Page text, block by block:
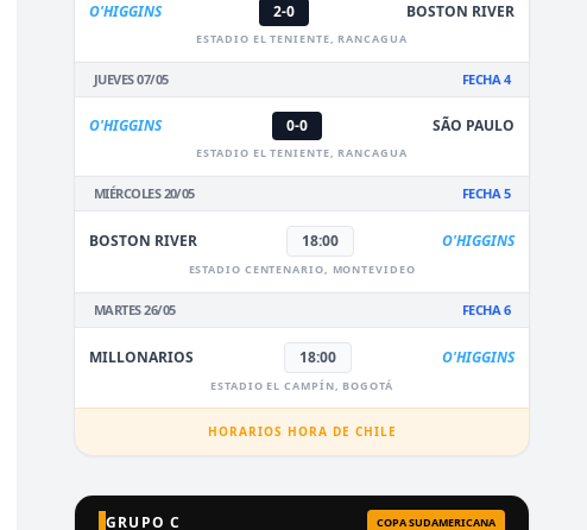
O'HIGGINS 2-0 BOSTON RIVER
ESTADIO EL TENIENTE, RANCAGUA
JUEVES 07/05 FECHA 4
O'HIGGINS 0-0 SÃO PAULO
ESTADIO EL TENIENTE, RANCAGUA
MIÉRCOLES 20/05 FECHA 5
BOSTON RIVER 18:00 O'HIGGINS
ESTADIO CENTENARIO, MONTEVIDEO
MARTES 26/05 FECHA 6
MILLONARIOS 18:00 O'HIGGINS
ESTADIO EL CAMPÍN, BOGOTÁ
HORARIOS HORA DE CHILE
GRUPO C COPA SUDAMERICANA